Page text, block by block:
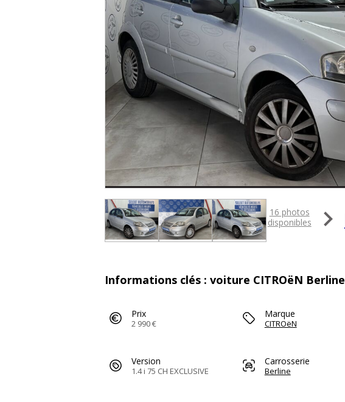
16 photos
disponibles

Informations clés : voiture CITROëN Berline
Prix
2 990 €
Marque
CITROëN
Version
1.4 i 75 CH EXCLUSIVE
Carrosserie
Berline